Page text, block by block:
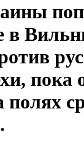
в
пока
полях